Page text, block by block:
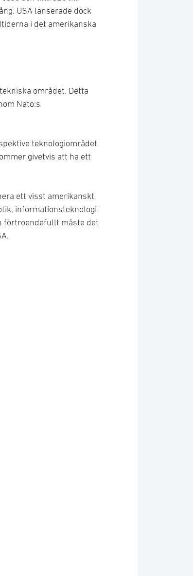
USA lanserade dock
i det amerikanska
området. Detta
Nato:s
teknologiområdet
givetvis att ha ett
ett visst amerikanskt
informationsteknologi
förtroendefullt måste det